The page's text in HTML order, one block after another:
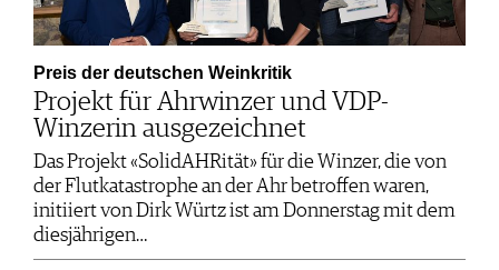
Preis der deutschen Weinkritik
Projekt für Ahrwinzer und VDP-
Winzerin ausgezeichnet
Das Projekt «SolidAHRität» für die Winzer, die von
der Flutkatastrophe an der Ahr betroffen waren,
initiiert von Dirk Würtz ist am Donnerstag mit dem
diesjährigen…